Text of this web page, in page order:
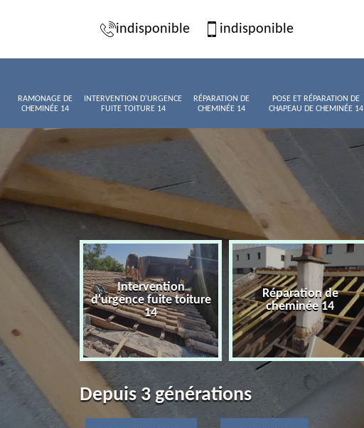
indisponible indisponible
RAMONAGE DE
CHEMINÉE 14
INTERVENTION D'URGENCE
FUITE TOITURE 14
RÉPARATION DE
CHEMINÉE 14
POSE ET RÉPARATION DE
CHAPEAU DE CHEMINÉE 14
de
Intervention
d'urgence fuite toiture
14
Réparation de
cheminée 14
Depuis 3 générations